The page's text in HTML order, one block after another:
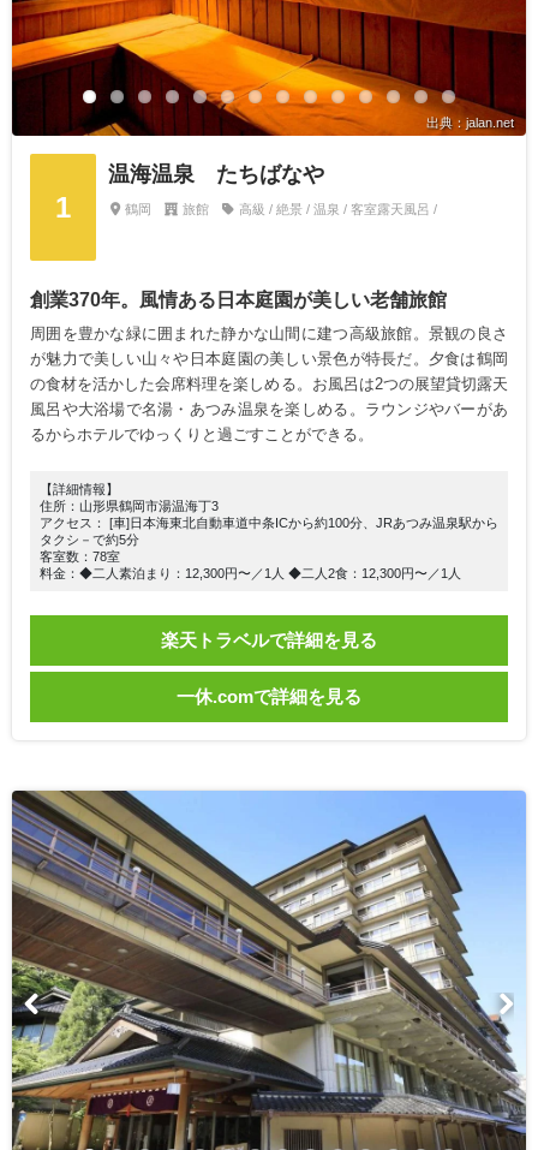
出典：jalan.net
1
温海温泉 たちばなや
鶴岡 旅館 高級 / 絶景 / 温泉 / 客室露天風呂 /
創業370年。風情ある日本庭園が美しい老舗旅館
周囲を豊かな緑に囲まれた静かな山間に建つ高級旅館。景観の良さ
が魅力で美しい山々や日本庭園の美しい景色が特長だ。夕食は鶴岡
の食材を活かした会席料理を楽しめる。お風呂は2つの展望貸切露天
風呂や大浴場で名湯・あつみ温泉を楽しめる。ラウンジやバーがあ
るからホテルでゆっくりと過ごすことができる。
【詳細情報】
住所：山形県鶴岡市湯温海丁3
アクセス： [車]日本海東北自動車道中条ICから約100分、JRあつみ温泉駅から
タクシ－で約5分
客室数：78室
料金：◆二人素泊まり：12,300円〜／1人 ◆二人2食：12,300円〜／1人
楽天トラベルで詳細を見る
一休.comで詳細を見る